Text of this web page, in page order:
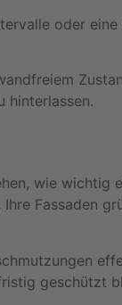
oder eine
hinterlassen.
wie wichtig
Fassaden
geschützt